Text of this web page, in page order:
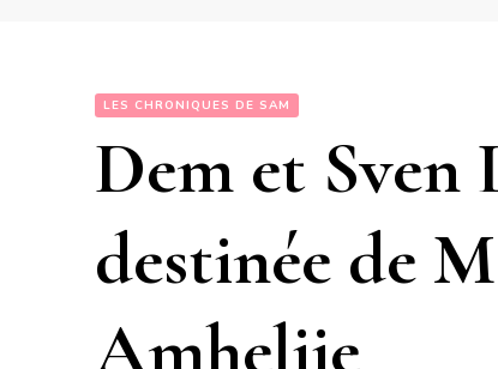
LES CHRONIQUES DE SAM
Dem et Sven
destinée de